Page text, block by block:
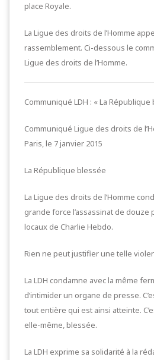
place Royale.
La Ligue des droits de l’Homme
rassemblement. Ci-dessous le
Ligue des droits de l’Homme.
Communiqué LDH : « La
Communiqué Ligue des droits de
Paris, le 7 janvier 2015
La République blessée
La Ligue des droits de l’Homme
grande force l’assassinat de
locaux de Charlie Hebdo.
Rien ne peut justifier une telle
La LDH condamne avec la même
d’intimider un organe de presse.
tout entière qui est ainsi atteinte.
elle-même, blessée.
La LDH exprime sa solidarité à la